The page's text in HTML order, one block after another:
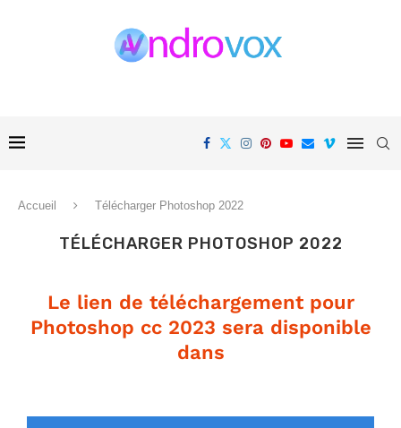
Accueil Télécharger Photoshop 2022
TÉLÉCHARGER PHOTOSHOP 2022
Le lien de téléchargement pour
Photoshop cc 2023 sera disponible
dans